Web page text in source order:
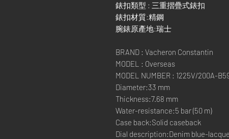
錶扣類型 : 三重摺疊式錶扣
錶扣材質:精鋼
腕錶原產地:瑞士
BRAND : Vacheron Constantin
MODEL : Overseas
MODEL NUMBER : 1225V/200A-
Diameter:33 mm
Thickness:7.68 mm
Water-resistance:5 bar (50 m)
Case back:Solid caseback
Dial description:Denim blue-